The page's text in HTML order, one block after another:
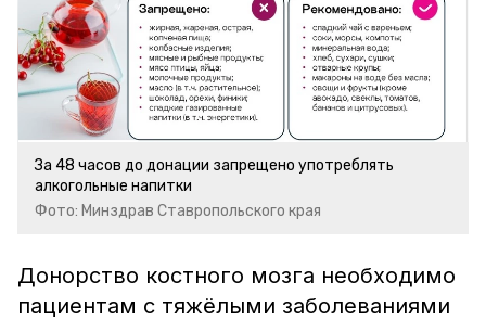
За 48 часов до донации запрещено употреблять
алкогольные напитки
Фото: Минздрав Ставропольского края
Донорство костного мозга необходимо
пациентам с тяжёлыми заболеваниями